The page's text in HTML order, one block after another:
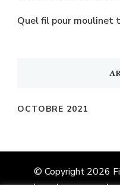
Quel fil pour moulinet
OCTOBRE 2021
© Copyright 2026
réservés.Vilva |